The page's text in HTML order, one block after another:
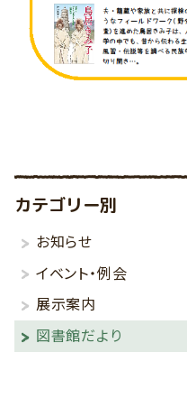
カテゴリー別
お知らせ
イベント・例会
展示案内
図書館だより